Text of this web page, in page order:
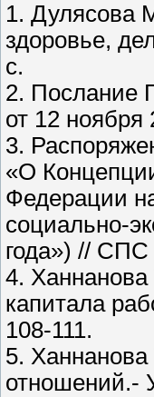
1. Дулясова
здоровье,
с.
2. Послание
от 12 ноября
3.
«О
Федерации
социально-
года») //
4. Ханнанова
капитала
108-111.
5. Ханнанова